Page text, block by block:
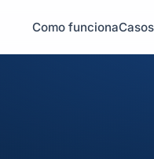
Como funciona